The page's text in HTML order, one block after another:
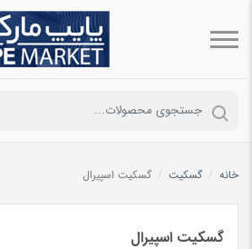
خانه / گسکیت / گسکیت اسپیرال
گسکیت اسپیرال